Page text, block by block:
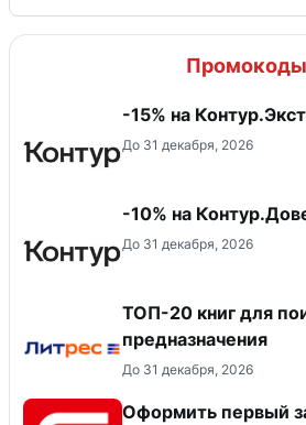
Промокоды
-15% на
До 31 декабря, 2026
-10% на
До 31 декабря, 2026
ТОП-20 книг для
предназначения
До 31 декабря, 2026
Оформить первый